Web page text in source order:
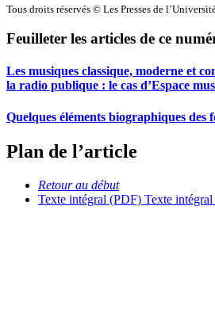
Tous droits réservés © Les Presses de
Feuilleter les articles de ce
Les musiques classique, moderne et
la radio publique : le cas d’Espace
Quelques éléments biographiques des
Plan de l’article
Retour au début
Texte intégral (PDF) Texte